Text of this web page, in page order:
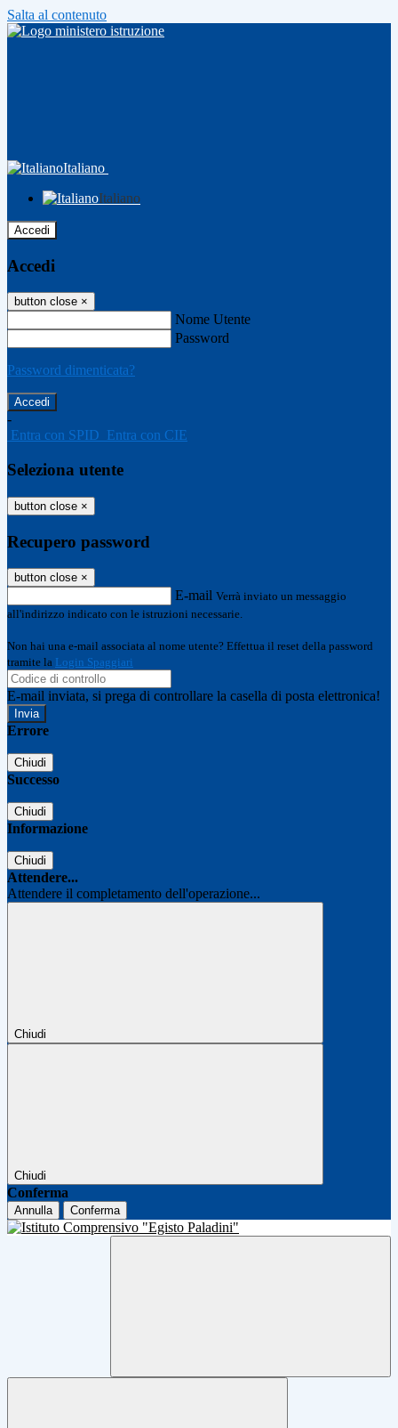
Salta al contenuto
Italiano
Italiano
Accedi
Accedi
button close ×
Nome Utente
Password
Password dimenticata?
-
Entra con SPID Entra con CIE
Seleziona utente
button close ×
Recupero password
button close ×
E-mail Verrà inviato un messaggio
all'indirizzo indicato con le istruzioni necessarie.
Non hai una e-mail associata al nome utente? Effettua il reset della password
tramite la Login Spaggiari
E-mail inviata, si prega di controllare la casella di posta elettronica!
Errore
Chiudi
Successo
Chiudi
Informazione
Chiudi
Attendere...
Attendere il completamento dell'operazione...
Chiudi
Chiudi
Conferma
Annulla Conferma